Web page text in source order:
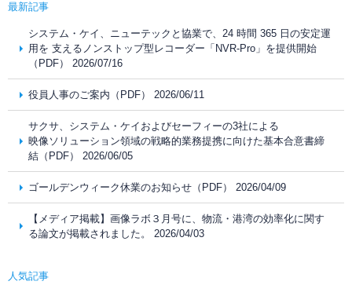
最新記事
システム・ケイ、ニューテックと協業で、24 時間 365 日の安定運
用を 支えるノンストップ型レコーダー「NVR-Pro」を提供開始
（PDF） 2026/07/16
役員人事のご案内（PDF） 2026/06/11
サクサ、システム・ケイおよびセーフィーの3社による
映像ソリューション領域の戦略的業務提携に向けた基本合意書締
結（PDF） 2026/06/05
ゴールデンウィーク休業のお知らせ（PDF） 2026/04/09
【メディア掲載】画像ラボ３月号に、物流・港湾の効率化に関す
る論文が掲載されました。 2026/04/03
人気記事